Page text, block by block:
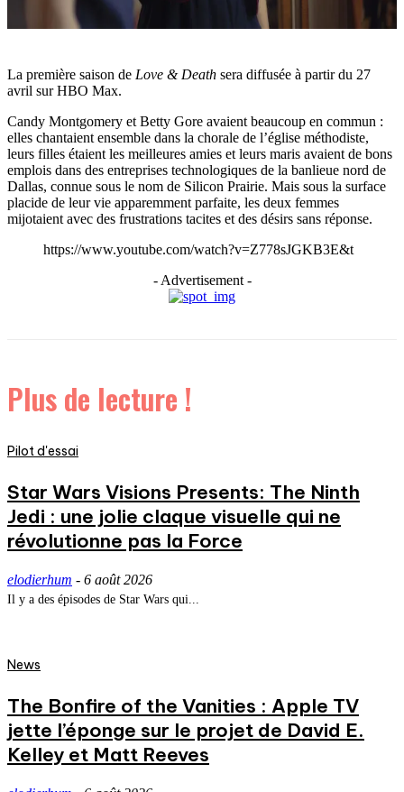
La première saison de Love & Death sera diffusée à partir du 27
avril sur HBO Max.
Candy Montgomery et Betty Gore avaient beaucoup en commun :
elles chantaient ensemble dans la chorale de l’église méthodiste,
leurs filles étaient les meilleures amies et leurs maris avaient de bons
emplois dans des entreprises technologiques de la banlieue nord de
Dallas, connue sous le nom de Silicon Prairie. Mais sous la surface
placide de leur vie apparemment parfaite, les deux femmes
mijotaient avec des frustrations tacites et des désirs sans réponse.
https://www.youtube.com/watch?v=Z778sJGKB3E&t
- Advertisement -
Plus de lecture !
Pilot d'essai
Star Wars Visions Presents: The Ninth
Jedi : une jolie claque visuelle qui ne
révolutionne pas la Force
elodierhum - 6 août 2026
Il y a des épisodes de Star Wars qui...
News
The Bonfire of the Vanities : Apple TV
jette l’éponge sur le projet de David E.
Kelley et Matt Reeves